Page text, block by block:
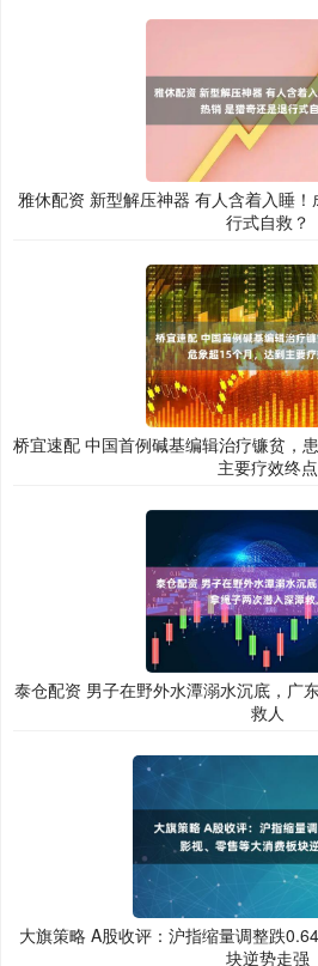
雅休配资 新型解压神器 有人含着入睡
行式自救？
桥宜速配 中国首例碱基编辑治疗镰贫，
主要疗效终点
泰仓配资 男子在野外水潭溺水沉底，广
救人
大旗策略 A股收评：沪指缩量调整跌
块逆势走强